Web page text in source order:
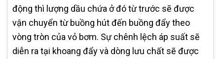
động thì lượng dầu chứa ở đó từ trước sẽ được
vận chuyển từ buồng hút đến buồng đẩy theo
vòng tròn của vỏ bơm. Sự chênh lệch áp suất sẽ
diễn ra tại khoang đẩy và dòng lưu chất sẽ được